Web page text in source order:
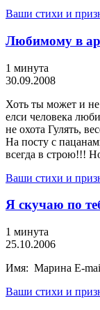
Ваши стихи и
Любимому в
1 минута
30.09.2008
Хоть ты может и
елси человека
не охота Гулять,
На посту с
всегда в строю!!!
Ваши стихи и
Я скучаю по
1 минута
25.10.2006
Имя: Марина E-
Ваши стихи и